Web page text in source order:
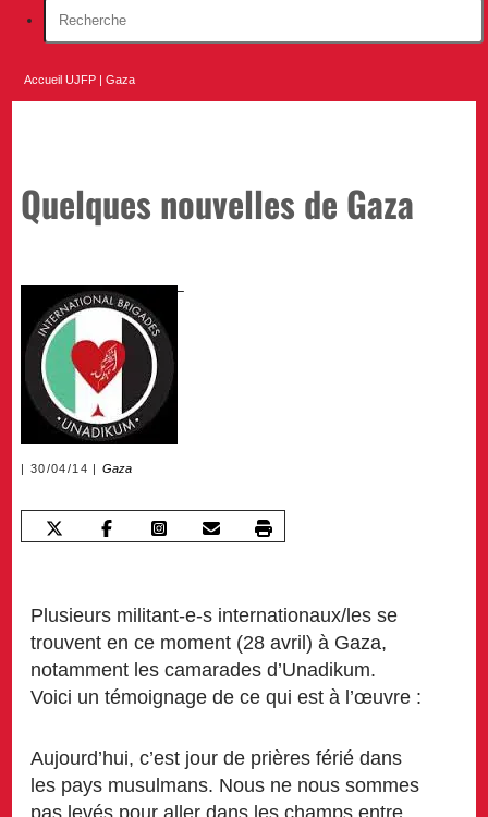
Accueil UJFP |Gaza
Quelques nouvelles de Gaza
30/04/14 Gaza
Plusieurs militant-e-s internationaux/les se
trouvent en ce moment (28 avril) à Gaza,
notamment les camarades d’Unadikum.
Voici un témoignage de ce qui est à l’œuvre :
Aujourd’hui, c’est jour de prières férié dans
les pays musulmans. Nous ne nous sommes